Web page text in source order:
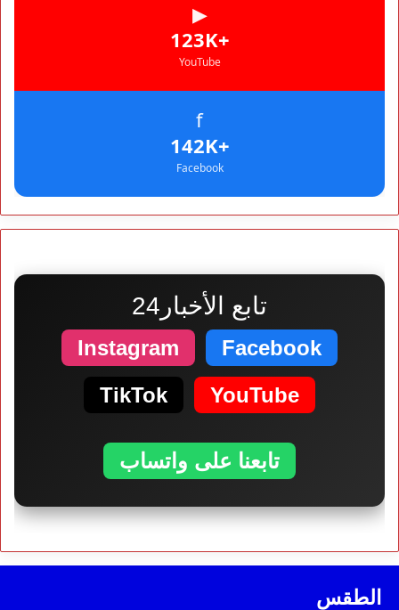
▶
+123K
YouTube
f
+142K
Facebook
تابع الأخبار24
Facebook
Instagram
YouTube
TikTok
تابعنا على واتساب
الطقس